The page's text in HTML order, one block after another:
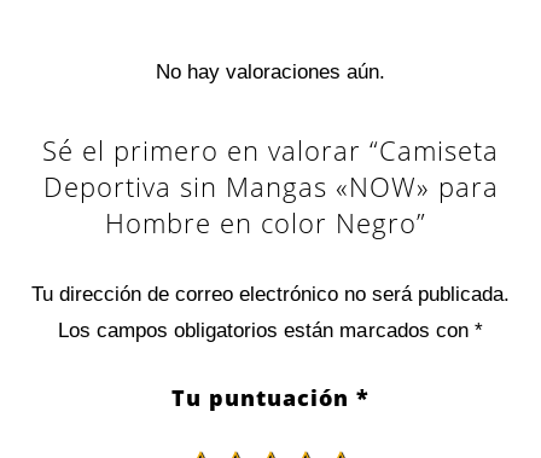
No hay valoraciones aún.
Sé el primero en valorar “Camiseta
Deportiva sin Mangas «NOW» para
Hombre en color Negro”
Tu dirección de correo electrónico no será publicada.
Los campos obligatorios están marcados con *
Tu puntuación *